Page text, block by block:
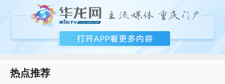
热点推荐